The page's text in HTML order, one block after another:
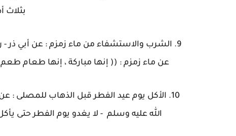
بثلاث
9. الشرب والاستشفاء من ماء زمزم : عن أبي ذر
عن ماء زمزم : (( إنها مباركة ، إنها طعام طعم )) [ رواه مسلم : 6359] .
10. الأكل يوم عيد الفطر قبل الذهاب
الله عليه وسلم - لا يغدو يوم الفطر حتى يأكل